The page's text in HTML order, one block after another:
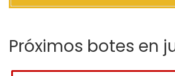
Próximos botes en